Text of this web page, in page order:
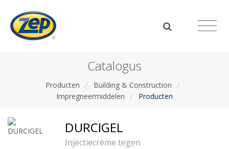
Catalogus
Producten / Building & Construction /
Impregneermiddelen / Producten
DURCIGEL
Injectiecrème tegen